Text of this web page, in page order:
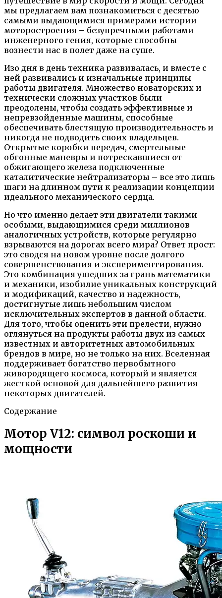
мы предлагаем вам познакомиться с десятью
самыми выдающимися примерами истории
моторостроения – безупречными работами
инженерного гения, которые способны
вознести нас в полет даже на суше.
Изо дня в день техника развивалась, и вместе с
ней развивались и изначальные принципы
работы двигателя. Множество новаторских и
технически сложных участков были
преодолены, чтобы создать эффективные и
непревзойденные машины, способные
обеспечивать блестящую производительность и
никогда не подводить своих владельцев.
Открытые коробки передач, смертельные
обгонные маневры и потрескавшиеся от
обжигающего железа подключенные
каталитические нейтрализаторы – все это лишь
шаги на длинном пути к реализации концепции
идеального механического сердца.
Но что именно делает эти двигатели такими
особыми, выдающимися среди миллионов
аналогичных устройств, которые регулярно
взрываются на дорогах всего мира? Ответ прост:
это сводся на новом уровне после долгого
совершенствования и экспериментирования.
Это комбинация ушедших за грань математики
и механики, изобилие уникальных конструкций
и модификаций, качество и надежность,
достигнутые лишь небольшим числом
исключительных экспертов в данной области.
Для того, чтобы оценить эти прелести, нужно
оглянуться на продукты работы двух из самых
известных и авторитетных автомобильных
брендов в мире, но не только на них. Вселенная
поддерживает богатство первобытного
живородящего космоса, который и является
жесткой основой для дальнейшего развития
некоторых двигателей.
Содержание
Мотор V12: символ роскоши и
мощности